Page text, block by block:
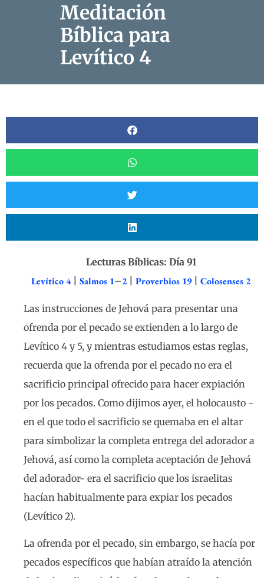
Meditación
Bíblica para
Levítico 4
Lecturas Bíblicas: Día 91
Levítico 4| Salmos 1–2| Proverbios 19| Colosenses 2
Las instrucciones de Jehová para presentar una
ofrenda por el pecado se extienden a lo largo de
Levítico 4 y 5, y mientras estudiamos estas reglas,
recuerda que la ofrenda por el pecado no era el
sacrificio principal ofrecido para hacer expiación
por los pecados. Como dijimos ayer, el holocausto -
en el que todo el sacrificio se quemaba en el altar
para simbolizar la completa entrega del adorador a
Jehová, así como la completa aceptación de Jehová
del adorador- era el sacrificio que los israelitas
hacían habitualmente para expiar los pecados
(Levítico 2).
La ofrenda por el pecado, sin embargo, se hacía por
pecados específicos que habían atraído la atención